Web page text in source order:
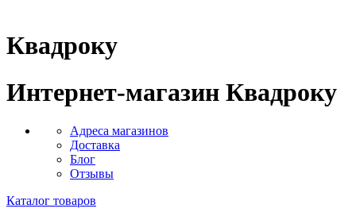
Квадроку
Интернет-магазин Квадроку
Адреса магазинов
Доставка
Блог
Отзывы
Каталог товаров